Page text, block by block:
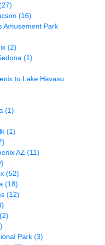
(16)
Amusement Park
(2)
(1)
to Lake Havasu
(1)
(1)
AZ (11)
(52)
(18)
(12)
(2)
Park (3)